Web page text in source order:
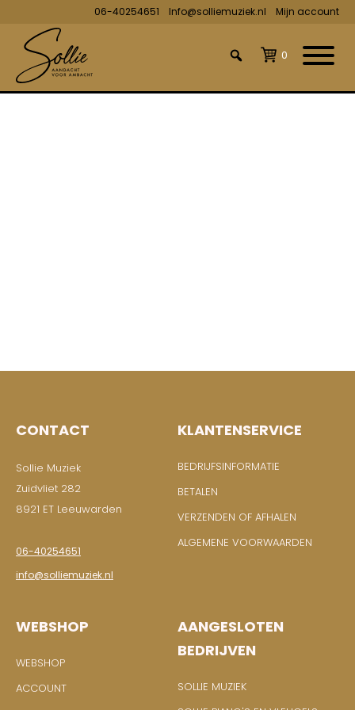
06-40254651 Info@solliemuziek.nl Mijn account
0
CONTACT
Sollie Muziek
Zuidvliet 282
8921 ET Leeuwarden
06-40254651
info@solliemuziek.nl
KLANTENSERVICE
BEDRIJFSINFORMATIE
BETALEN
VERZENDEN OF AFHALEN
ALGEMENE VOORWAARDEN
WEBSHOP
WEBSHOP
ACCOUNT
AANGESLOTEN
BEDRIJVEN
SOLLIE MUZIEK